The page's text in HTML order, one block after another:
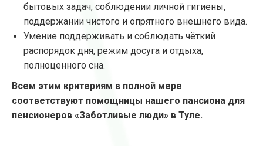
бытовых задач, соблюдении личной гигиены,
поддержании чистого и опрятного внешнего вида.
Умение поддерживать и соблюдать чёткий
распорядок дня, режим досуга и отдыха,
полноценного сна.
Всем этим критериям в полной мере
соответствуют помощницы нашего пансиона для
пенсионеров «Заботливые люди» в Туле.